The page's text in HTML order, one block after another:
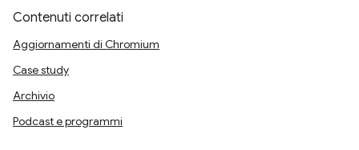
Contenuti correlati
Aggiornamenti di Chromium
Case study
Archivio
Podcast e programmi